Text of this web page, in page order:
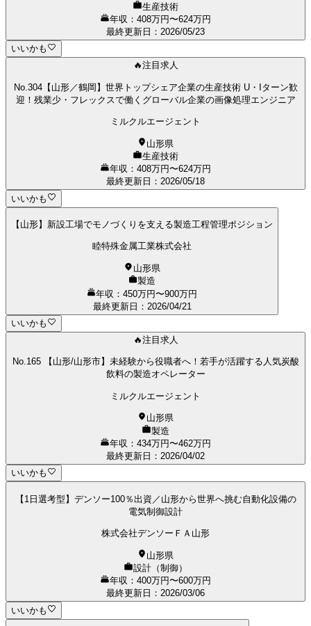
生産技術
年収：408万円〜624万円
最終更新日 ： 2026/05/23
いいかも
🔥注目求人
No.304【山形／鶴岡】世界トップシェア企業の生産技術 U・Iターン歓
迎！残業少・フレックスで働くグローバル企業の画像処理エンジニア
ミルクルエージェント
山形県
生産技術
年収：408万円〜624万円
最終更新日 ： 2026/05/18
いいかも
【山形】新設工場でモノづくりを支える製造工程管理ポジション
睦特殊金属工業株式会社
山形県
製造
年収：450万円〜900万円
最終更新日 ： 2026/04/21
いいかも
🔥注目求人
No.165 【山形/山形市】未経験から役職者へ！若手が活躍する人気炭酸
飲料の製造オペレーター
ミルクルエージェント
山形県
製造
年収：434万円〜462万円
最終更新日 ： 2026/04/02
いいかも
【1日選考型】デンソー100％出資／山形から世界へ挑む自動化設備の
電気制御設計
株式会社デンソーＦＡ山形
山形県
設計（制御）
年収：400万円〜600万円
最終更新日 ： 2026/03/06
いいかも